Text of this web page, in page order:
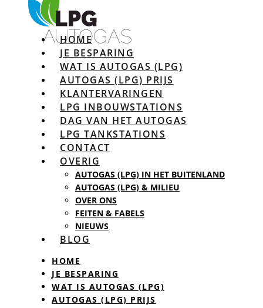
HOME
JE BESPARING
WAT IS AUTOGAS (LPG)
AUTOGAS (LPG) PRIJS
KLANTERVARINGEN
LPG INBOUWSTATIONS
DAG VAN HET AUTOGAS
LPG TANKSTATIONS
CONTACT
OVERIG
AUTOGAS (LPG) IN HET BUITENLAND
AUTOGAS (LPG) & MILIEU
OVER ONS
FEITEN & FABELS
NIEUWS
BLOG
HOME
JE BESPARING
WAT IS AUTOGAS (LPG)
AUTOGAS (LPG) PRIJS